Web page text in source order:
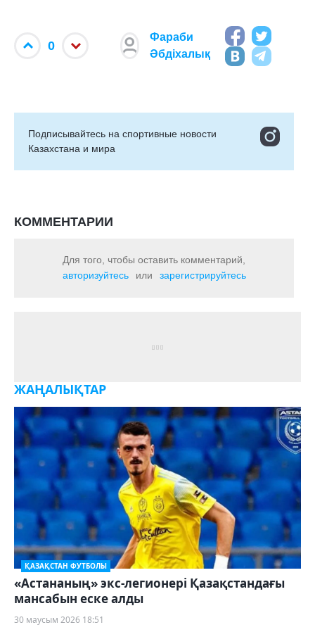
0
Фараби
Әбдіхалық
Подписывайтесь на cпортивные новости
Казахстана и мира
КОММЕНТАРИИ
Для того, чтобы оставить комментарий,
авторизуйтесь
или зарегистрируйтесь
ЖАҢАЛЫҚТАР
ҚАЗАҚСТАН ФУТБОЛЫ
«Астананың» экс-легионері Қазақстандағы
мансабын еске алды
30 маусым 2026 18:51